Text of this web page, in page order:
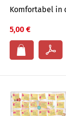
Komfortabel in
5,00 €